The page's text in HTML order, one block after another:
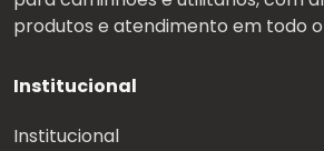
produtos e atendimento em todo o
Institucional
Institucional